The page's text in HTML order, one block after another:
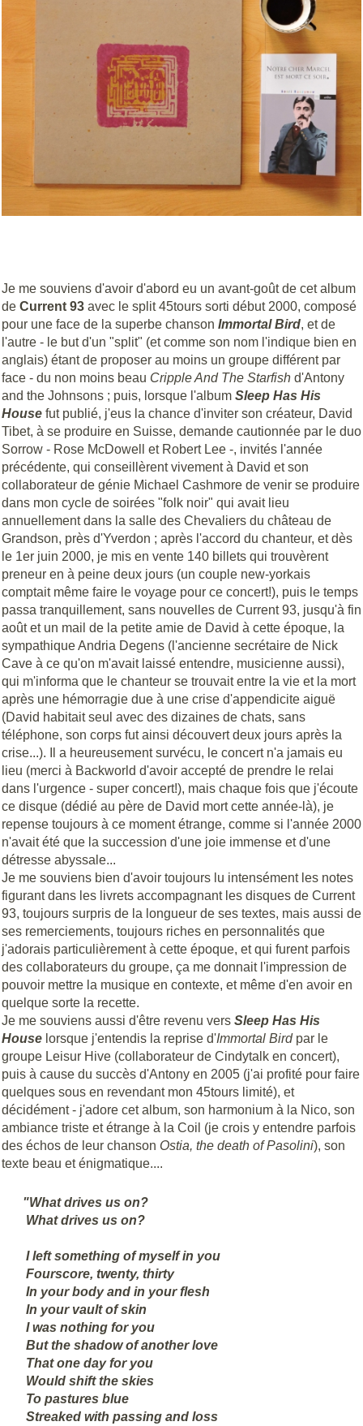
Je me souviens d'avoir d'abord eu un avant-goût de cet album
de Current 93 avec le split 45tours sorti début 2000, composé
pour une face de la superbe chanson Immortal Bird, et de
l'autre - le but d'un "split" (et comme son nom l'indique bien en
anglais) étant de proposer au moins un groupe différent par
face - du non moins beau Cripple And The Starfish d'Antony
and the Johnsons ; puis, lorsque l'album Sleep Has His
House fut publié, j'eus la chance d'inviter son créateur, David
Tibet, à se produire en Suisse, demande cautionnée par le duo
Sorrow - Rose McDowell et Robert Lee -, invités l'année
précédente, qui conseillèrent vivement à David et son
collaborateur de génie Michael Cashmore de venir se produire
dans mon cycle de soirées "folk noir" qui avait lieu
annuellement dans la salle des Chevaliers du château de
Grandson, près d'Yverdon ; après l'accord du chanteur, et dès
le 1er juin 2000, je mis en vente 140 billets qui trouvèrent
preneur en à peine deux jours (un couple new-yorkais
comptait même faire le voyage pour ce concert!), puis le temps
passa tranquillement, sans nouvelles de Current 93, jusqu'à fin
août et un mail de la petite amie de David à cette époque, la
sympathique Andria Degens (l'ancienne secrétaire de Nick
Cave à ce qu'on m'avait laissé entendre, musicienne aussi),
qui m'informa que le chanteur se trouvait entre la vie et la mort
après une hémorragie due à une crise d'appendicite aiguë
(David habitait seul avec des dizaines de chats, sans
téléphone, son corps fut ainsi découvert deux jours après la
crise...). Il a heureusement survécu, le concert n'a jamais eu
lieu (merci à Backworld d'avoir accepté de prendre le relai
dans l'urgence - super concert!), mais chaque fois que j'écoute
ce disque (dédié au père de David mort cette année-là), je
repense toujours à ce moment étrange, comme si l'année 2000
n'avait été que la succession d'une joie immense et d'une
détresse abyssale...
Je me souviens bien d'avoir toujours lu intensément les notes
figurant dans les livrets accompagnant les disques de Current
93, toujours surpris de la longueur de ses textes, mais aussi de
ses remerciements, toujours riches en personnalités que
j'adorais particulièrement à cette époque, et qui furent parfois
des collaborateurs du groupe, ça me donnait l'impression de
pouvoir mettre la musique en contexte, et même d'en avoir en
quelque sorte la recette.
Je me souviens aussi d'être revenu vers Sleep Has His
House lorsque j'entendis la reprise d'Immortal Birdpar le
groupe Leisur Hive (collaborateur de Cindytalk en concert),
puis à cause du succès d'Antony en 2005 (j'ai profité pour faire
quelques sous en revendant mon 45tours limité), et
décidément - j'adore cet album, son harmonium à la Nico, son
ambiance triste et étrange à la Coil (je crois y entendre parfois
des échos de leur chanson Ostia, the death of Pasolini), son
texte beau et énigmatique....
"What drives us on?
What drives us on?
I left something of myself in you
Fourscore, twenty, thirty
In your body and in your flesh
In your vault of skin
I was nothing for you
But the shadow of another love
That one day for you
Would shift the skies
To pastures blue
Streaked with passing and loss